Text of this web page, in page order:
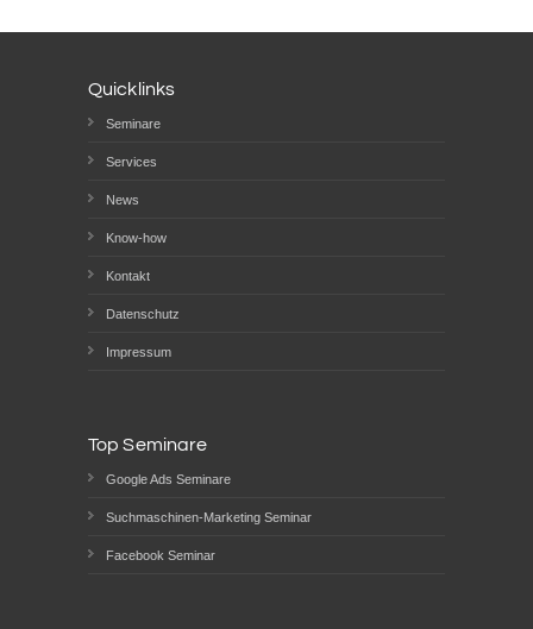
Quicklinks
Seminare
Services
News
Know-how
Kontakt
Datenschutz
Impressum
Top Seminare
Google Ads Seminare
Suchmaschinen-Marketing Seminar
Facebook Seminar